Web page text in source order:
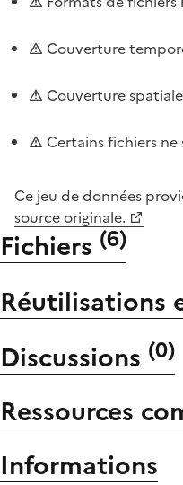
Couverture
Couverture
Certains fichiers
Ce jeu de données
source originale.
Fichiers (6)
Réutilisations
Discussions (0)
Ressources
Informations